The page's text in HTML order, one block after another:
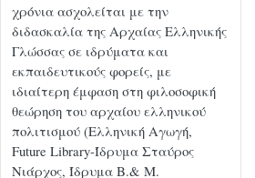
χρόνια ασχολείται με την
διδασκαλία της Αρχαίας Ελληνικής
Γλώσσας σε ιδρύματα και
εκπαιδευτικούς φορείς, με
ιδιαίτερη έμφαση στη φιλοσοφική
θεώρηση του αρχαίου ελληνικού
πολιτισμού (Ελληνική Αγωγή,
Future Library-Ίδρυμα Σταύρος
Νιάρχος, Ίδρυμα Β.& Μ.